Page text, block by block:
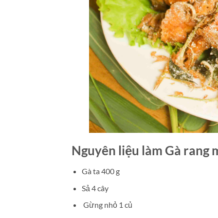
Nguyên liệu làm Gà rang
Gà ta 400 g
Sả 4 cây
Gừng nhỏ 1 củ